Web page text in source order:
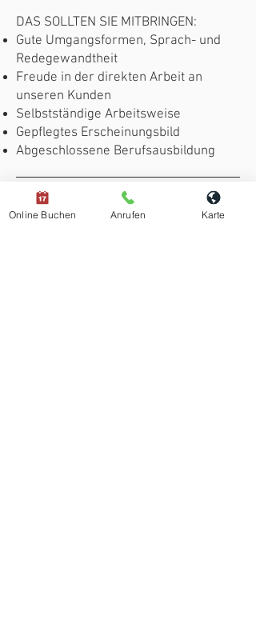
DAS SOLLTEN SIE MITBRINGEN:
Gute Umgangsformen, Sprach- und
Redegewandtheit
Freude in der direkten Arbeit an
unseren Kunden
Selbstständige Arbeitsweise
Gepflegtes Erscheinungsbild
Abgeschlossene Berufsausbildung
Haben wir Ihr Interesse geweckt?
Dann freuen wir uns auf Ihre
Online Buchen Anrufen Karte